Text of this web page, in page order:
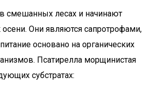
смешанных лесах и начинают
Они являются сапротрофами,
основано на органических
Псатирелла морщинистая
субстратах: